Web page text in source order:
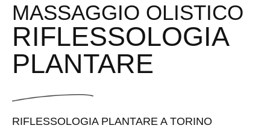
MASSAGGIO OLISTICO
RIFLESSOLOGIA
PLANTARE
RIFLESSOLOGIA PLANTARE A TORINO